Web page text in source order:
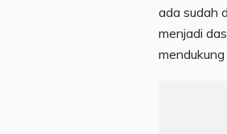
ada sudah
menjadi